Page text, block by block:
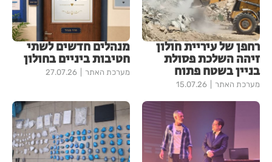
רחפן של עיריית חולון
זיהה השלכת פסולת
בניין בשטח פתוח
מערכת האתר 15.07.26
מנהלים חדשים לשתי
חטיבות ביניים בחולון
מערכת האתר 27.07.26